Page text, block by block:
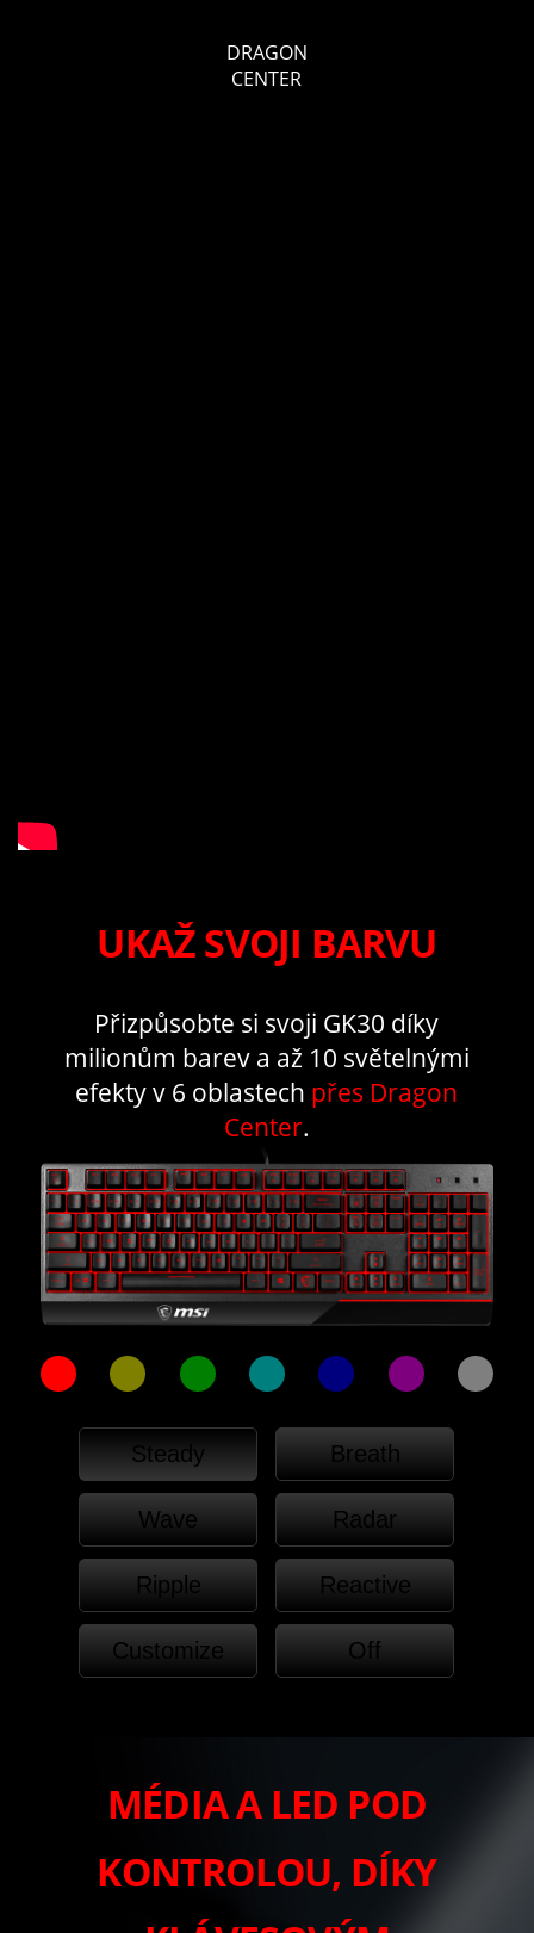
DRAGON
CENTER
UKAŽ SVOJI BARVU
Přizpůsobte si svoji GK30 díky
milionům barev a až 10 světelnými
efekty v 6 oblastech přes Dragon
Center.
Steady Breath
Wave Radar
Ripple Reactive
Customize Off
MÉDIA A LED POD
KONTROLOU, DÍKY